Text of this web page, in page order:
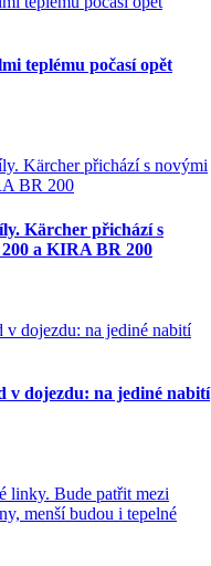
teplému počasí opět
Kärcher přichází s
a KIRA BR 200
v dojezdu: na jediné nabití